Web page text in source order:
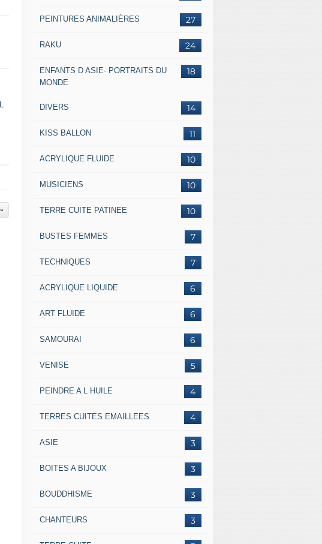
27
PEINTURES ANIMALIÈRES
24
RAKU
18
ENFANTS D ASIE- PORTRAITS DU
MONDE
14
DIVERS
11
KISS BALLON
10
ACRYLIQUE FLUIDE
10
MUSICIENS
10
TERRE CUITE PATINEE
7
BUSTES FEMMES
7
TECHNIQUES
6
ACRYLIQUE LIQUIDE
6
ART FLUIDE
6
SAMOURAI
5
VENISE
4
PEINDRE A L HUILE
4
TERRES CUITES EMAILLEES
3
ASIE
3
BOITES A BIJOUX
3
BOUDDHISME
3
CHANTEURS